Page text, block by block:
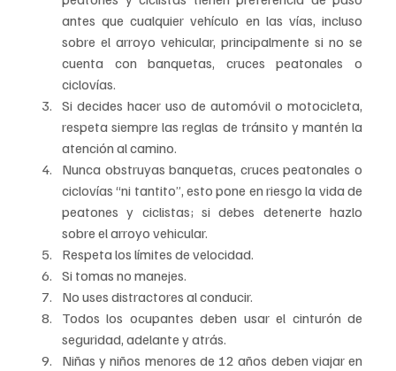
antes que cualquier vehículo en las vías, incluso
sobre el arroyo vehicular, principalmente si no se
cuenta con banquetas, cruces peatonales o
ciclovías.
Si decides hacer uso de automóvil o motocicleta,
respeta siempre las reglas de tránsito y mantén la
atención al camino.
Nunca obstruyas banquetas, cruces peatonales o
ciclovías “ni tantito”, esto pone en riesgo la vida de
peatones y ciclistas; si debes detenerte hazlo
sobre el arroyo vehicular.
Respeta los límites de velocidad.
Si tomas no manejes.
No uses distractores al conducir.
Todos los ocupantes deben usar el cinturón de
seguridad, adelante y atrás.
Niñas y niños menores de 12 años deben viajar en